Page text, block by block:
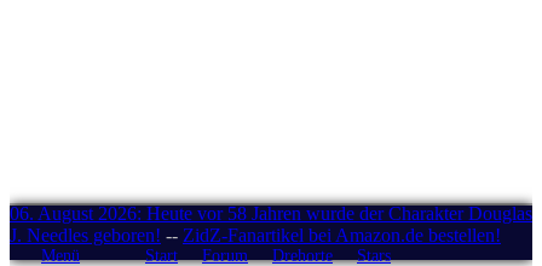
06. August 2026: Heute vor 58 Jahren wurde der Charakter Douglas
J. Needles geboren! -- ZidZ-Fanartikel bei Amazon.de bestellen!
Menü Start Forum Drehorte Stars